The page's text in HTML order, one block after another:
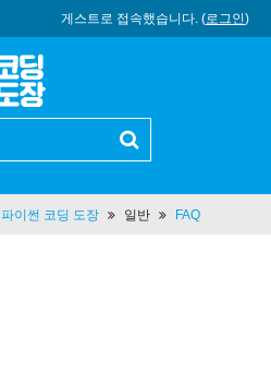
게스트로 접속했습니다. (로그인)
파이썬 코딩 도장 일반 FAQ